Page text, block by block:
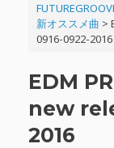
新オススメ曲 >
0916-0922-2016
EDM
new
2016